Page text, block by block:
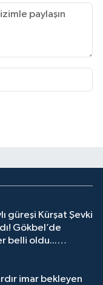
güreşi Kürşat Şevki
Gökbel’de
belli oldu...
imar bekleyen